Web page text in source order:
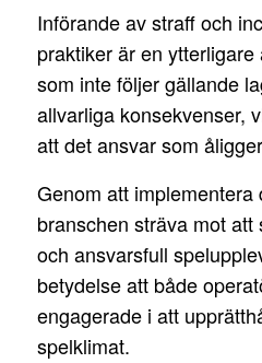
Införande av straff och
praktiker är en
som inte följer gällande
allvarliga konsekvenser,
att det ansvar som
Genom att implementera
branschen sträva mot
och ansvarsfull
betydelse att både
engagerade i att
spelklimat.